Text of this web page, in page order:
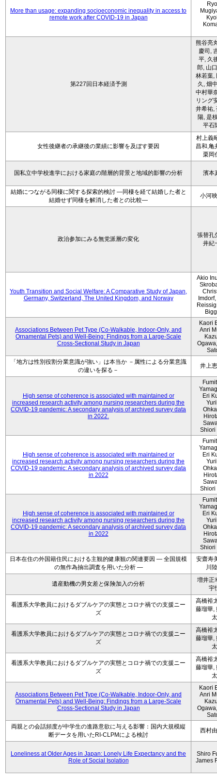
More than usage: expanding socioeconomic inequality in access to
remote work after COVID-19 in Japan
第227回日本経済予測
熊谷亮
慶司,
平, 久
郎, 山
林若葉,
久, 畑
中村華
リング
井希祐,
陽, 是
平石
女性後継者の承継後の業績に影響を及ぼす要因
村上義
昌和,亀
栗岡
国私立中学校進学における家庭の階層的背景と地域的影響の分析 濱本
結婚につながる同棲に関する探索的検討 ―同棲を経て結婚した者と
結婚せず同棲を解消した者との比較―
小河
政治参加にみる無党派層の変化
張替孔
井紀
Youth Transition and Social Welfare: A Comparative Study of Japan,
Germany, Switzerland, The United Kingdom, and Norway
Akio
Associations Between Pet Type (Co-Walkable, Indoor-Only, and
Ornamental Pets) and Well-Being: Findings from a Large-Scale
Cross-Sectional Study in Japan
Kaori
Anri
「地方は性別役割分業意識が強い」は本当か －属性による分業意識
の違いを探る－
井上
High sense of coherence is associated with maintained or
increased research activity among nursing researchers during the
COVID-19 pandemic: A secondary analysis of archived survey data
in 2022.
Eri
Shiori
High sense of coherence is associated with maintained or
increased research activity among nursing researchers during the
COVID-19 pandemic: A secondary analysis of archived survey data
in 2022
Eri
Shiori
High sense of coherence is associated with maintained or
increased research activity among nursing researchers during the
COVID-19 pandemic: A secondary analysis of archived survey data
in 2022
Eri
Shiori
日本在住の外国籍住民における主観的健康観の関連要因 ― 全国規模
の無作為抽出調査を用いた分析 ―
安齋寿
川
遺産動機の男女差と保険加入の分析
増井正
宇
看護系大学教員におけるダブルケアの実態とコロナ禍での支援ニー
ズ
高橋裕
藤瑠華,
太
看護系大学教員におけるダブルケアの実態とコロナ禍での支援ニー
ズ
高橋裕
藤瑠華,
太
看護系大学教員におけるダブルケアの実態とコロナ禍での支援ニー
ズ
高橋裕
藤瑠華,
太
Associations Between Pet Type (Co-Walkable, Indoor-Only, and
Ornamental Pets) and Well-Being: Findings from a Large-Scale
Cross-Sectional Study in Japan
Kaori
Anri
両親との会話頻度が中学生の進路意欲に与える影響：国内大規模縦
断データを用いたRI-CLPMによる検討
西村
Loneliness at Older Ages in Japan: Lonely Life Expectancy and the
Role of Social Isolation
Shiro
James